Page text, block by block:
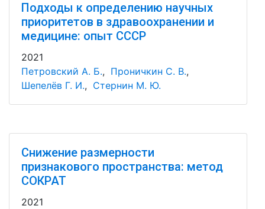
Подходы к определению научных
приоритетов в здравоохранении и
медицине: опыт СССР
2021
Петровский А. Б., Проничкин С. В.,
Шепелёв Г. И., Стернин М. Ю.
Снижение размерности
признакового пространства: метод
СОКРАТ
2021